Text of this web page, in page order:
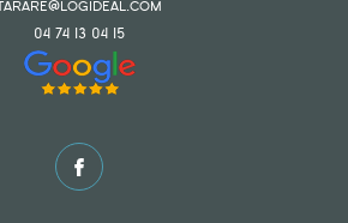
tarare@logideal.com
04 74 13 04 15